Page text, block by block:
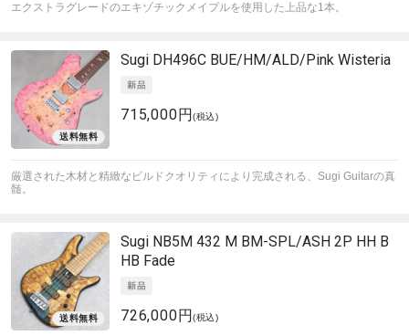
エクストラグレードのエキゾチックメイプルを使用した上品な1本。
Sugi DH496C BUE/HM/ALD/Pink Wisteria
715,000円(税込)
厳選された木材と精緻なビルドクオリティにより完成される、Sugi Guitarの真
髄。
Sugi NB5M 432 M BM-SPL/ASH 2P HH B
HB Fade
726,000円(税込)